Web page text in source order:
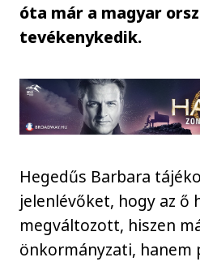
óta már a magyar
tevékenykedik.
Hegedűs Barbara
jelenlévőket, hogy az ő
megváltozott, hiszen
önkormányzati, hanem